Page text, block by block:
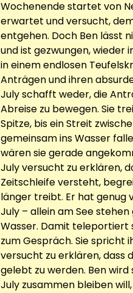
Wochenende startet von
erwartet und versucht,
entgehen. Doch Ben lässt
und ist gezwungen, wieder
in einem endlosen
Anträgen und ihren
July schafft weder, die
Abreise zu bewegen. Sie
Spitze, bis ein Streit
gemeinsam ins Wasser
wären sie gerade
July versucht zu erklären,
Zeitschleife versteht,
länger treibt. Er hat genug
July – allein am See
Wasser. Damit teleportiert
zum Gespräch. Sie spricht
versucht zu erklären, dass
gelebt zu werden. Ben
July zusammen bleiben